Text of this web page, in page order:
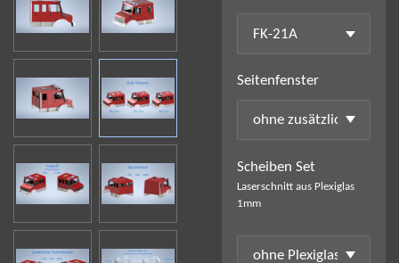
Seitenfenster
Scheiben Set
Laserschnitt aus Plexiglas
1mm